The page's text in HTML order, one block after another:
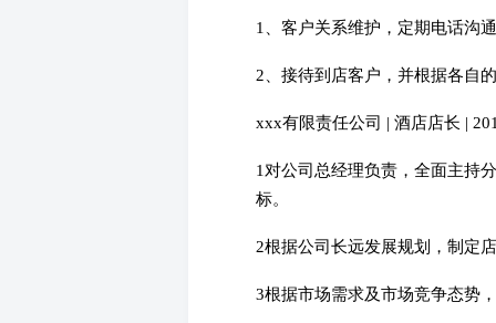
1、客户关系维护，定期电话沟
2、接待到店客户，并根据各自
xxx有限责任公司 | 酒店店长 |
1对公司总经理负责，全面主持
标。
2根据公司长远发展规划，制定
3根据市场需求及市场竞争态势